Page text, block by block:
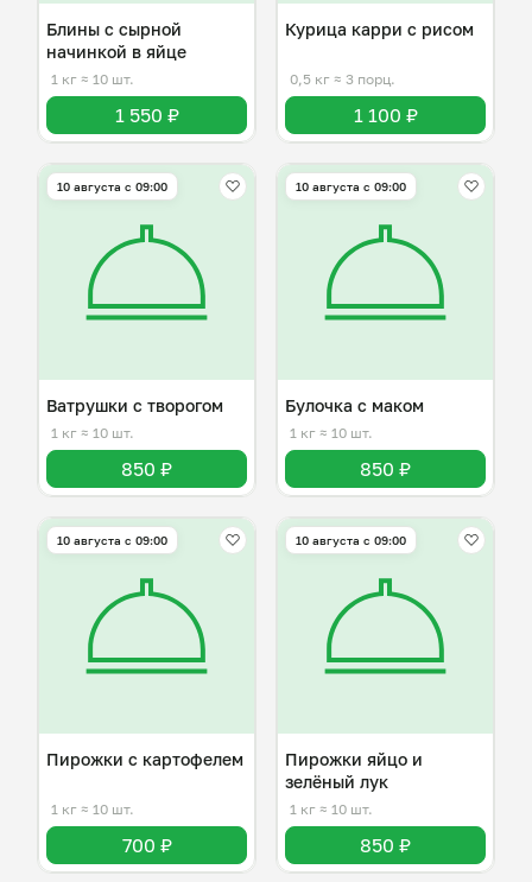
Блины с сырной
начинкой в яйце
1 кг ≈ 10 шт.
1 550 ₽
Курица карри с рисом
0,5 кг ≈ 3 порц.
1 100 ₽
10 августа с 09:00
Ватрушки с творогом
1 кг ≈ 10 шт.
850 ₽
10 августа с 09:00
Булочка с маком
1 кг ≈ 10 шт.
850 ₽
10 августа с 09:00
Пирожки с картофелем
1 кг ≈ 10 шт.
700 ₽
10 августа с 09:00
Пирожки яйцо и
зелёный лук
1 кг ≈ 10 шт.
850 ₽